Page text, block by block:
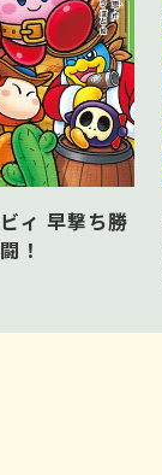
ィ 早撃ち勝
！